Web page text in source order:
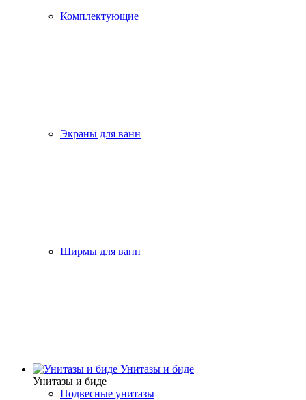
Комплектующие
Экраны для ванн
Ширмы для ванн
Унитазы и биде
Унитазы и биде
Подвесные унитазы